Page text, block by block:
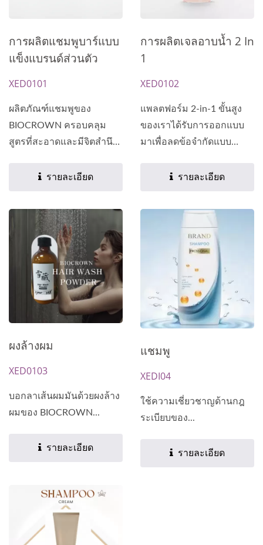
การผลิตแชมพูบาร์แบบ
แข็งแบรนด์ส่วนตัว
XED0101
ผลิตภัณฑ์แชมพูของ
BIOCROWN ครอบคลุม
สูตรที่สะอาดและมีจิตสำนึก
รายละเอียด
การผลิตเจลอาบน้ำ 2 In
1
XED0102
แพลตฟอร์ม 2-in-1 ขั้นสูง
ของเราได้รับการออกแบบ
มาเพื่อลดข้อจำกัดแบบ
ฟังก์ชัน...
รายละเอียด
ผงล้างผม
XED0103
บอกลาเส้นผมมันด้วยผงล้าง
ผมของ BIOCROWN...
รายละเอียด
แชมพู
XEDI04
ใช้ความเชี่ยวชาญด้านกฎ
ระเบียบของ...
รายละเอียด